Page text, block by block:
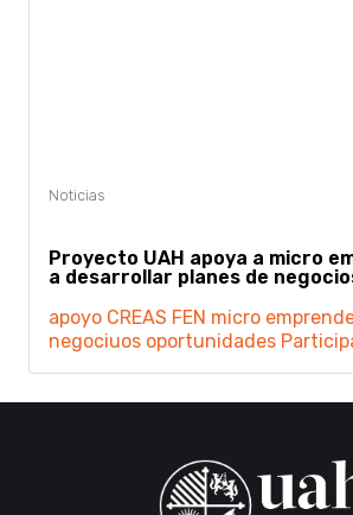
Proyecto UAH apoya a micro
a desarrollar planes de
apoyo CREAS FEN micro
negociuos oportunidades